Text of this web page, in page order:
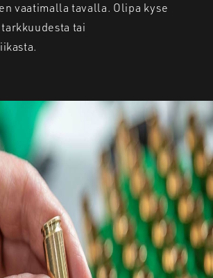
vaatimalla tavalla. Olipa kyse
tai